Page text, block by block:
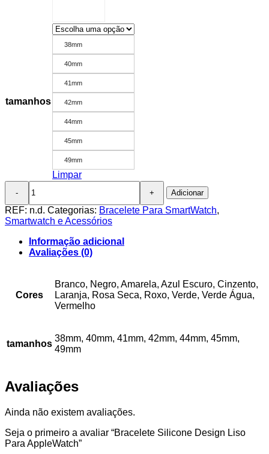
tamanhos
38mm
40mm
41mm
42mm
44mm
45mm
49mm
Limpar
Quantidade
Bracelete
Silicone
Design
Liso
Para
Adicionar
REF: n.d. Categorias: Bracelete Para SmartWatch,
Smartwatch e Acessórios
Informação adicional
Avaliações (0)
Cores
Branco, Negro, Amarela, Azul Escuro, Cinzento,
Laranja, Rosa Seca, Roxo, Verde, Verde Água,
Vermelho
tamanhos
38mm, 40mm, 41mm, 42mm, 44mm, 45mm,
49mm
Avaliações
Ainda não existem avaliações.
Seja o primeiro a avaliar “Bracelete Silicone Design Liso
Para AppleWatch”